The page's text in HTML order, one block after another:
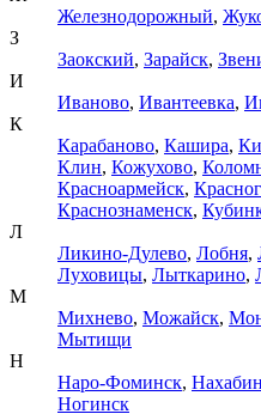
Железнодорожный,
З
Заокский, Зарайск,
И
Иваново, Ивантеевка,
К
Карабаново, Кашира,
Клин, Кожухово,
Красноармейск,
Краснознаменск,
Л
Ликино-Дулево, Лобня,
Луховицы, Лыткарино,
М
Михнево, Можайск,
Мытищи
Н
Наро-Фоминск,
Ногинск